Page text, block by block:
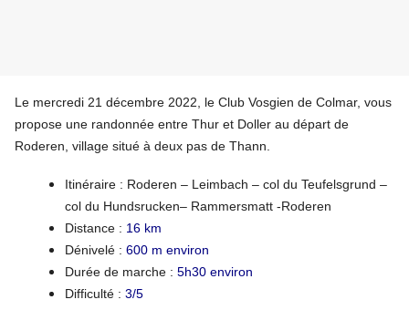
Le mercredi 21 décembre 2022, le Club Vosgien de Colmar, vous
propose une randonnée entre Thur et Doller au départ de
Roderen, village situé à deux pas de Thann.
Itinéraire : Roderen – Leimbach – col du Teufelsgrund –
col du Hundsrucken– Rammersmatt -Roderen
Distance : 16 km
Dénivelé : 600 m environ
Durée de marche : 5h30 environ
Difficulté : 3/5